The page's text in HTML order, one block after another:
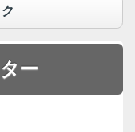
ー